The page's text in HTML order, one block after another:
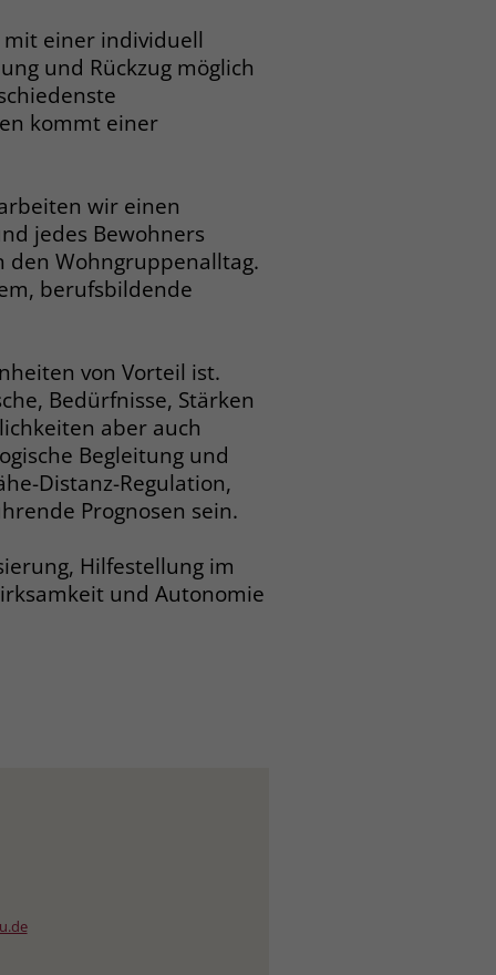
mit einer individuell
und Rückzug möglich
kommt einer
wir einen
jedes Bewohners
den Wohngruppenalltag.
berufsbildende
von Vorteil ist.
Bedürfnisse, Stärken
aber auch
Begleitung und
Distanz-Regulation,
Prognosen sein.
Hilfestellung im
und Autonomie